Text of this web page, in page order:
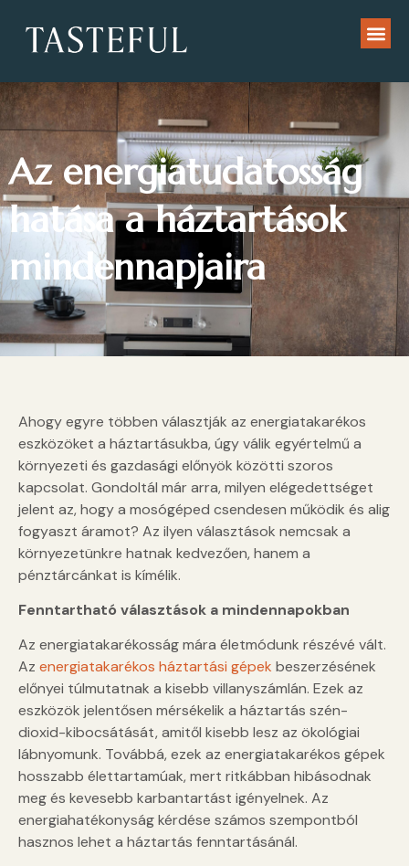
Az energiatudatosság
hatása a háztartások
mindennapjaira
Ahogy egyre többen választják az energiatakarékos
eszközöket a háztartásukba, úgy válik egyértelmű a
környezeti és gazdasági előnyök közötti szoros
kapcsolat. Gondoltál már arra, milyen elégedettséget
jelent az, hogy a mosógéped csendesen működik és alig
fogyaszt áramot? Az ilyen választások nemcsak a
környezetünkre hatnak kedvezően, hanem a
pénztárcánkat is kímélik.
Fenntartható választások a mindennapokban
Az energiatakarékosság mára életmódunk részévé vált.
Az energiatakarékos háztartási gépek beszerzésének
előnyei túlmutatnak a kisebb villanyszámlán. Ezek az
eszközök jelentősen mérsékelik a háztartás szén-
dioxid-kibocsátását, amitől kisebb lesz az ökológiai
lábnyomunk. Továbbá, ezek az energiatakarékos gépek
hosszabb élettartamúak, mert ritkábban hibásodnak
meg és kevesebb karbantartást igényelnek. Az
energiahatékonyság kérdése számos szempontból
hasznos lehet a háztartás fenntartásánál.